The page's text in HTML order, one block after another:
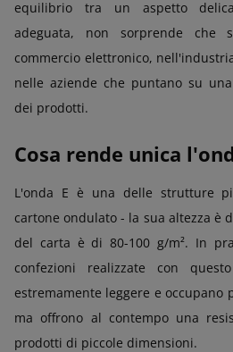
equilibrio tra un aspetto
adeguata, non sorprende che
commercio elettronico,
nelle aziende che puntano su
dei prodotti.
Cosa rende unica
L'onda E è una delle strutture
cartone ondulato - la sua altezza è
del carta è di 80-100 g/m². In
confezioni realizzate con
estremamente leggere e occupano
ma offrono al contempo una
prodotti di piccole dimensioni.